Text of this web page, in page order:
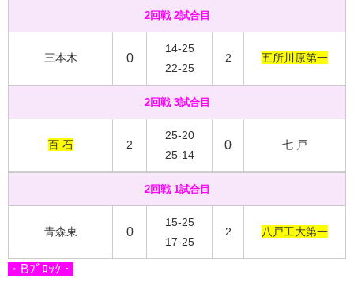
2回戦 2試合目
三本木 0
14-25
22-25
2 五所川原第一
2回戦 3試合目
百 石 2
25-20
25-14
0 七 戸
2回戦 1試合目
青森東 0
15-25
17-25
2 八戸工大第一
・Bﾌﾞﾛｯｸ・